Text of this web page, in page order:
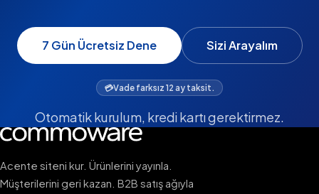
7 Gün Ücretsiz Dene Sizi Arayalım
💳Vade farksız 12 ay taksit.
Otomatik kurulum, kredi kartı gerektirmez.
Acente siteni kur. Ürünlerini yayınla.
Müşterilerini geri kazan. B2B satış ağıyla